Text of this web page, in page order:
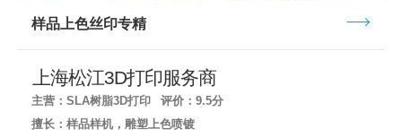
上海松江3D打印服务商
样品上色丝印专精
主营：SLA树脂3D打印
评价：9.5分
擅长：样品样机，雕塑上色喷镀